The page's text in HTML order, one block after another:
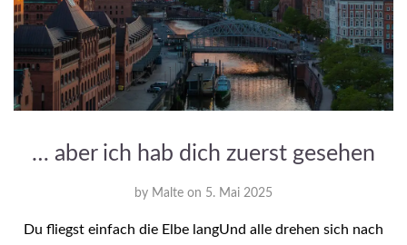
… aber ich hab dich zuerst gesehen
by Malte on 5. Mai 2025
Du fliegst einfach die Elbe langUnd alle drehen sich nach